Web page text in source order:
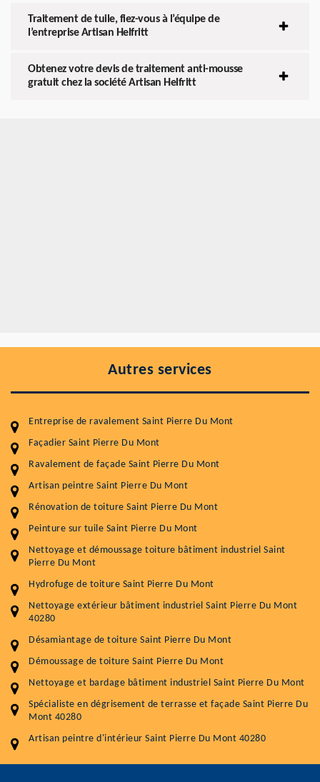
Traitement de tuile, fiez-vous à l’équipe de
l’entreprise Artisan Helfritt
Obtenez votre devis de traitement anti-mousse
gratuit chez la société Artisan Helfritt
Autres services
Entreprise de ravalement Saint Pierre Du Mont
Façadier Saint Pierre Du Mont
Ravalement de façade Saint Pierre Du Mont
Artisan peintre Saint Pierre Du Mont
Rénovation de toiture Saint Pierre Du Mont
Peinture sur tuile Saint Pierre Du Mont
Nettoyage et démoussage toiture bâtiment industriel Saint
Pierre Du Mont
Hydrofuge de toiture Saint Pierre Du Mont
Nettoyage extérieur bâtiment industriel Saint Pierre Du Mont
40280
Désamiantage de toiture Saint Pierre Du Mont
Démoussage de toiture Saint Pierre Du Mont
Nettoyage et bardage bâtiment industriel Saint Pierre Du Mont
Spécialiste en dégrisement de terrasse et façade Saint Pierre Du
Mont 40280
Artisan peintre d'intérieur Saint Pierre Du Mont 40280
Entretenir votre toiture, c'est préserver sa
durabilité
Plus de 15 ans d'expérience en couverture et facade
Service
Nettoyageb toiture
Démoussage toiture
Traitement hydrofuge toiture
4 € / m²
Artisant local recommander